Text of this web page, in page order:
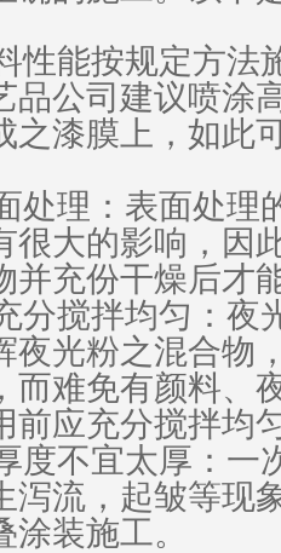
性能按规定方法
品公司建议喷涂
之漆膜上，如此
处理：表面处理
很大的影响，因
并充份干燥后才
分搅拌均匀：夜
夜光粉之混合物
难免有颜料、
前应充分搅拌均
度不宜太厚：一
泻流，起皱等现
装施工。